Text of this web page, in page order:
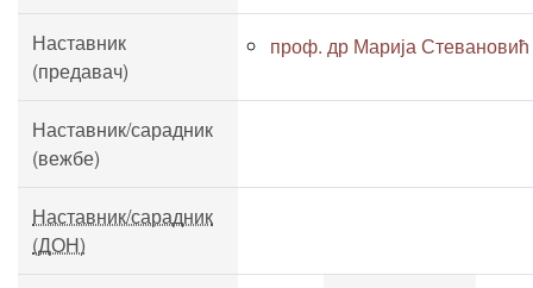
Наставник
(предавач)
проф. др Марија Стевановић
Наставник/сарадник
(вежбе)
Наставник/сарадник
(ДОН)